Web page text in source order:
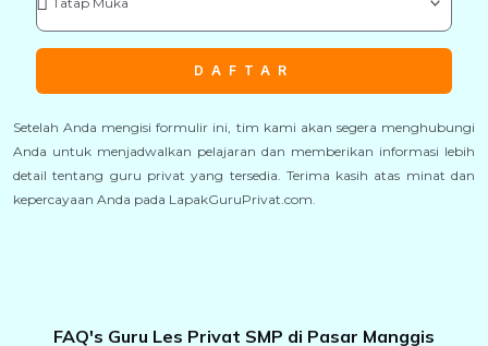
DAFTAR
Setelah Anda mengisi formulir ini, tim kami akan segera menghubungi
Anda untuk menjadwalkan pelajaran dan memberikan informasi lebih
detail tentang guru privat yang tersedia. Terima kasih atas minat dan
kepercayaan Anda pada LapakGuruPrivat.com.
FAQ's Guru Les Privat SMP di Pasar Manggis